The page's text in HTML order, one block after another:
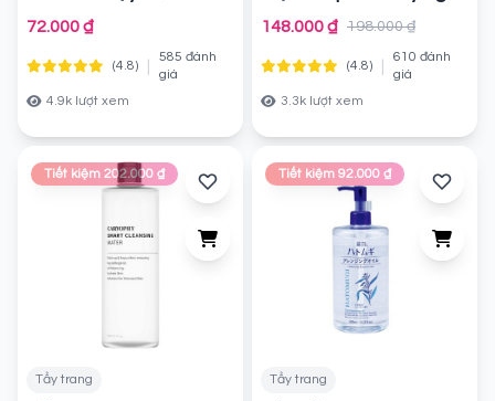
Roche Posay Micellar
Water Ultra Sensitive
Skin
Chính hãng
72.000 ₫
(4.8)
585 đánh
giá
4.9k lượt xem
Micellar Water 400ml
148.000 ₫ 198.000 ₫
(4.8)
610 đánh
giá
3.3k lượt xem
Tiết kiệm 202.000 ₫
Tẩy trang
Tiết kiệm 92.000 ₫
Tẩy trang